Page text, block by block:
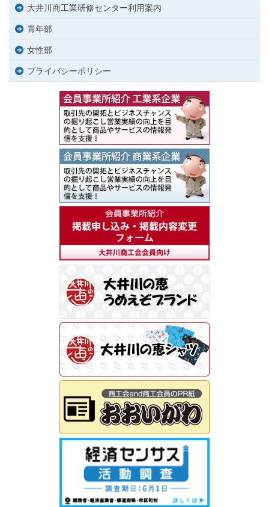
大井川商工業研修センター利用案内
青年部
女性部
プライバシーポリシー